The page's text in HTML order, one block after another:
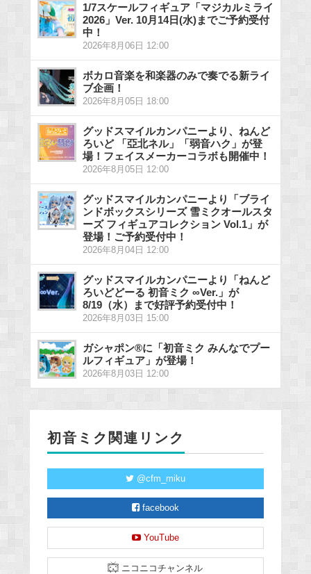
1/7スケールフィギュア「マジカルミライ
2026」Ver. 10月14日(水)までご予約受付
中！
2026年8月06日 12:00
ボカロ音楽を和楽器のみで奏でる新ライ
ブ企画！
2026年8月05日 18:00
グッドスマイルカンパニーより、ねんど
ろいど 「亞北ネル」「弱音ハク」が登
場！フェイスメーカーコラボも開催中！
2026年8月05日 12:00
グッドスマイルカンパニーより「ブライ
ンドボックスシリーズ 雪ミクオールスタ
ーズ フィギュアコレクション Vol.1」が
登場！ご予約受付中！
2026年8月04日 12:00
グッドスマイルカンパニーより「ねんど
ろいどどーる 初音ミク ∞Ver.」が
8/19（水）まで好評予約受付中！
2026年8月03日 15:00
ガシャポン®に「初音ミク みんなでプー
ルフィギュア」が登場！
2026年8月03日 12:00
初音ミク関連リンク
@cfm_miku
facebook
YouTube
ニコニコチャンネル